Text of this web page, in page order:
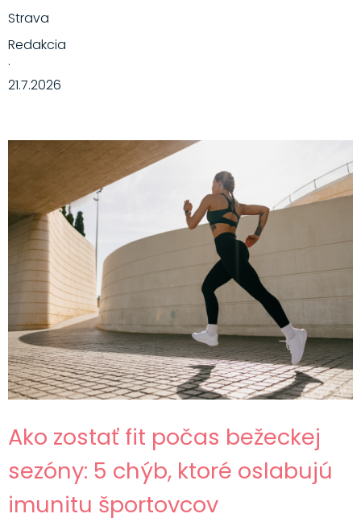
Strava
Redakcia
·
21.7.2026
Ako zostať fit počas bežeckej
sezóny: 5 chýb, ktoré oslabujú
imunitu športovcov